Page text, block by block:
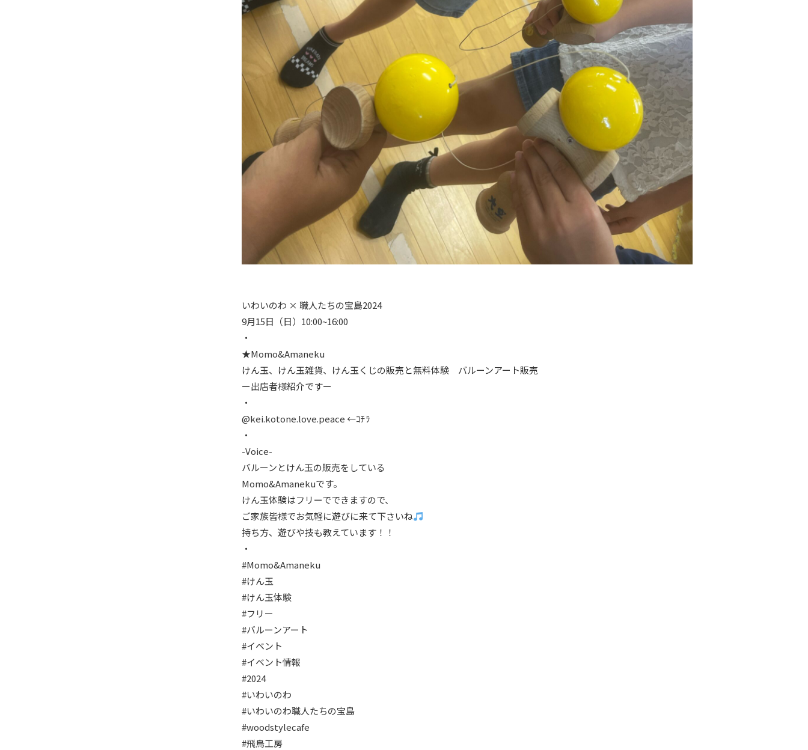
いわいのわ × 職人たちの宝島2024
9月15日（日）10:00~16:00
・
★Momo&Amaneku
けん玉、けん玉雑貨、けん玉くじの販売と無料体験 バルーンアート販売
ー出店者様紹介ですー
・
@kei.kotone.love.peace←ｺﾁﾗ
・
-Voice-
バルーンとけん玉の販売をしている
Momo&Amanekuです。
けん玉体験はフリーでできますので、
ご家族皆様でお気軽に遊びに来て下さいね
持ち方、遊びや技も教えています！！
・
#Momo&Amaneku
#けん玉
#けん玉体験
#フリー
#バルーンアート
#イベント
#イベント情報
#2024
#いわいのわ
#いわいのわ職人たちの宝島
#woodstylecafe
#飛鳥工房